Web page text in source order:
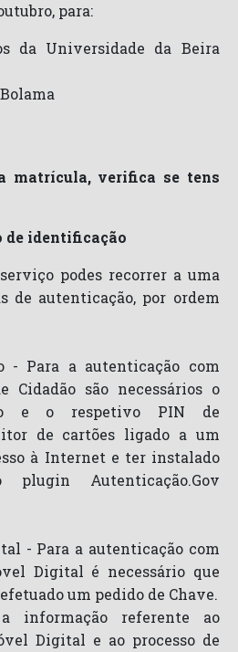
para:
da Universidade da Beira
matrícula, verifica se tens
de identificação
podes recorrer a uma
de autenticação, por ordem
- Para a autenticação com
Cidadão são necessários o
e o respetivo PIN de
de cartões ligado a um
à Internet e ter instalado
Autenticação.Gov
- Para a autenticação com
Digital é necessário que
um pedido de Chave.
informação referente ao
Digital e ao processo de